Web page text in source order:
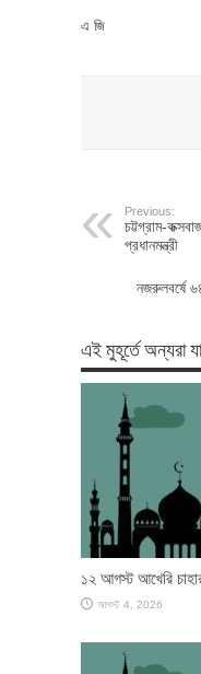
এ জি
Previous:
চট্টগ্রাম-
প্রধানমন্ত্রী
নজরুলবর্ষে
এই মুহূর্তে অন্যরা
১২ আগস্ট আখেরি
আগস্ট 4, 2026